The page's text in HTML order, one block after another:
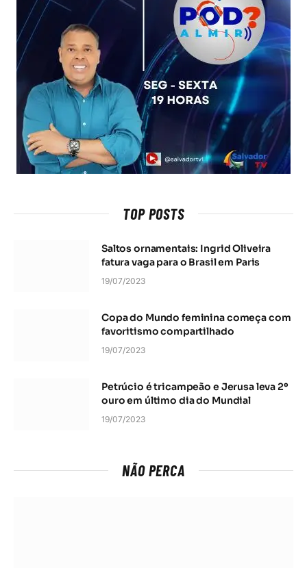
TOP POSTS
Saltos ornamentais: Ingrid Oliveira
fatura vaga para o Brasil em Paris
19/07/2023
Copa do Mundo feminina começa com
favoritismo compartilhado
19/07/2023
Petrúcio é tricampeão e Jerusa leva 2º
ouro em último dia do Mundial
19/07/2023
NÃO PERCA